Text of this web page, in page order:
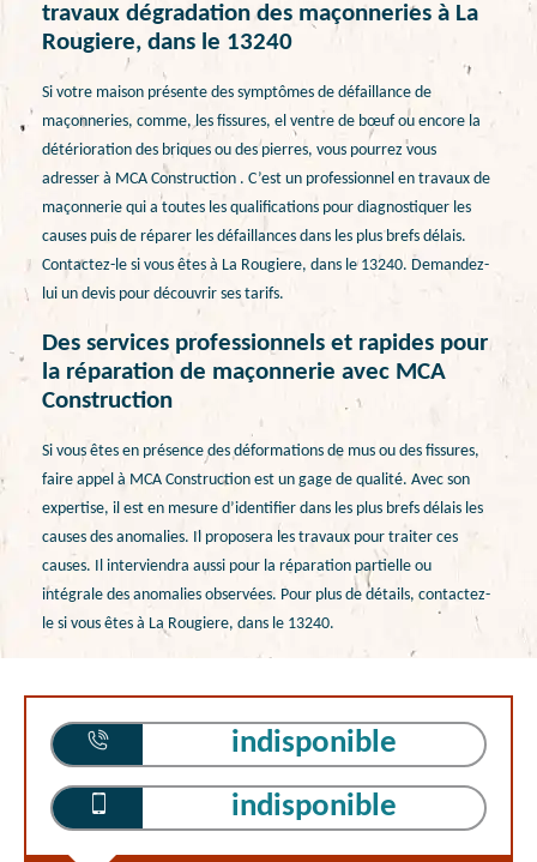
travaux dégradation des maçonneries à La
Rougiere, dans le 13240
Si votre maison présente des symptômes de défaillance de
maçonneries, comme, les fissures, el ventre de bœuf ou encore la
détérioration des briques ou des pierres, vous pourrez vous
adresser à MCA Construction . C’est un professionnel en travaux de
maçonnerie qui a toutes les qualifications pour diagnostiquer les
causes puis de réparer les défaillances dans les plus brefs délais.
Contactez-le si vous êtes à La Rougiere, dans le 13240. Demandez-
lui un devis pour découvrir ses tarifs.
Des services professionnels et rapides pour
la réparation de maçonnerie avec MCA
Construction
Si vous êtes en présence des déformations de mus ou des fissures,
faire appel à MCA Construction est un gage de qualité. Avec son
expertise, il est en mesure d’identifier dans les plus brefs délais les
causes des anomalies. Il proposera les travaux pour traiter ces
causes. Il interviendra aussi pour la réparation partielle ou
intégrale des anomalies observées. Pour plus de détails, contactez-
le si vous êtes à La Rougiere, dans le 13240.
indisponible
indisponible